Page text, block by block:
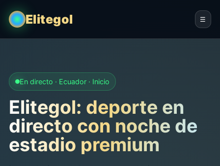
Elitegol ☰
En directo · Ecuador · Inicio
Elitegol: deporte en
directo con noche de
estadio premium